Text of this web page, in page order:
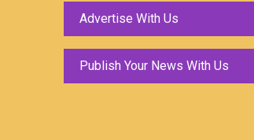
Advertise With Us
Publish Your News With Us